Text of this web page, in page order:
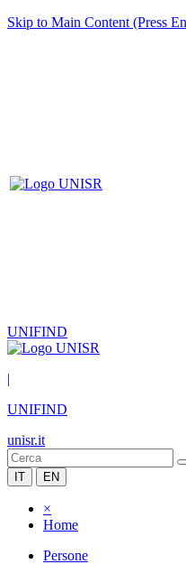
Skip to Main Content (Press
UNIFIND
|
UNIFIND
unisr.it
IT EN
×
Home
Persone